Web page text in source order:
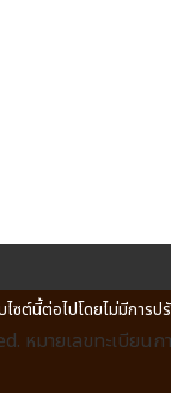
ายเลขทะเบียนก
ซต์นี้ต่อไปโดยไม่มีการ